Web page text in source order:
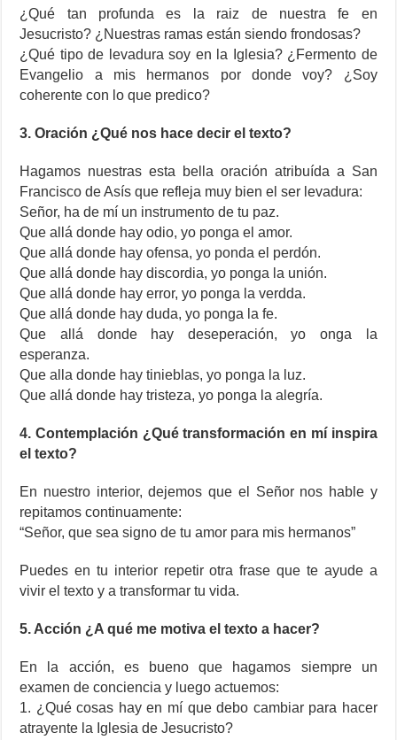
¿Qué tan profunda es la raiz de nuestra fe en
Jesucristo? ¿Nuestras ramas están siendo frondosas?
¿Qué tipo de levadura soy en la Iglesia? ¿Fermento de
Evangelio a mis hermanos por donde voy? ¿Soy
coherente con lo que predico?
3. Oración ¿Qué nos hace decir el texto?
Hagamos nuestras esta bella oración atribuída a San
Francisco de Asís que refleja muy bien el ser levadura:
Señor, ha de mí un instrumento de tu paz.
Que allá donde hay odio, yo ponga el amor.
Que allá donde hay ofensa, yo ponda el perdón.
Que allá donde hay discordia, yo ponga la unión.
Que allá donde hay error, yo ponga la verdda.
Que allá donde hay duda, yo ponga la fe.
Que allá donde hay deseperación, yo onga la
esperanza.
Que alla donde hay tinieblas, yo ponga la luz.
Que allá donde hay tristeza, yo ponga la alegría.
4. Contemplación ¿Qué transformación en mí inspira
el texto?
En nuestro interior, dejemos que el Señor nos hable y
repitamos continuamente:
“Señor, que sea signo de tu amor para mis hermanos”
Puedes en tu interior repetir otra frase que te ayude a
vivir el texto y a transformar tu vida.
5. Acción ¿A qué me motiva el texto a hacer?
En la acción, es bueno que hagamos siempre un
examen de conciencia y luego actuemos:
1. ¿Qué cosas hay en mí que debo cambiar para hacer
atrayente la Iglesia de Jesucristo?